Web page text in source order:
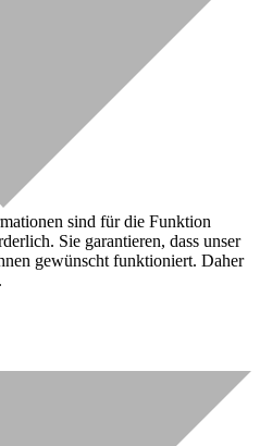
sind für die Funktion
Sie garantieren, dass unser
gewünscht funktioniert. Daher